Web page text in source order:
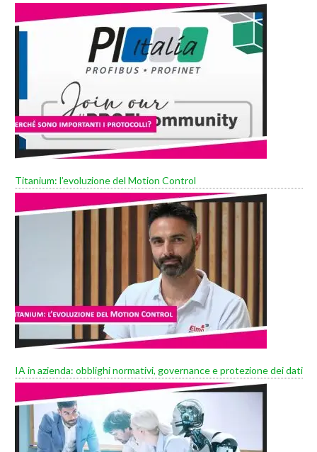
Titanium: l’evoluzione del Motion Control
IA in azienda: obblighi normativi, governance e protezione dei dati